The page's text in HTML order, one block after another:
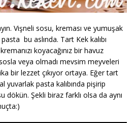
Vişneli sosu, kreması ve yumuşak
bu aslında. Tart Kek kalıbı
koyacağınız bir havuz
veya olmadı mevsim meyveleri
bir lezzet çıkıyor ortaya. Eğer tart
yuvarlak pasta kalıbında pişirip
dökün. Şekli biraz farklı olsa da aynı